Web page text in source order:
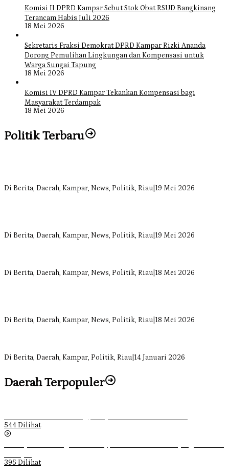
Komisi II DPRD Kampar Sebut Stok Obat RSUD Bangkinang
Terancam Habis Juli 2026
18 Mei 2026
Sekretaris Fraksi Demokrat DPRD Kampar Rizki Ananda
Dorong Pemulihan Lingkungan dan Kompensasi untuk
Warga Sungai Tapung
18 Mei 2026
Komisi IV DPRD Kampar Tekankan Kompensasi bagi
Masyarakat Terdampak
18 Mei 2026
Politik Terbaru
Di Berita, Daerah, Kampar, News, Politik, Riau 19 Mei 2026
Di Berita, Daerah, Kampar, News, Politik, Riau 19 Mei 2026
Di Berita, Daerah, Kampar, News, Politik, Riau 18 Mei 2026
Di Berita, Daerah, Kampar, News, Politik, Riau 18 Mei 2026
Di Berita, Daerah, Kampar, Politik, Riau 14 Januari 2026
Daerah Terpopuler
544 Dilihat
395 Dilihat